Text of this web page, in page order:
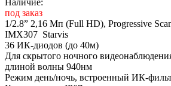
под заказ
1/2.8” 2,16 Мп (Full HD), Progressive
IMX307 Starvis
36 ИК-диодов (до 40м)
Для скрытого ночного
длиной волны 940нм
Режим день/ночь, встроенный ИК-